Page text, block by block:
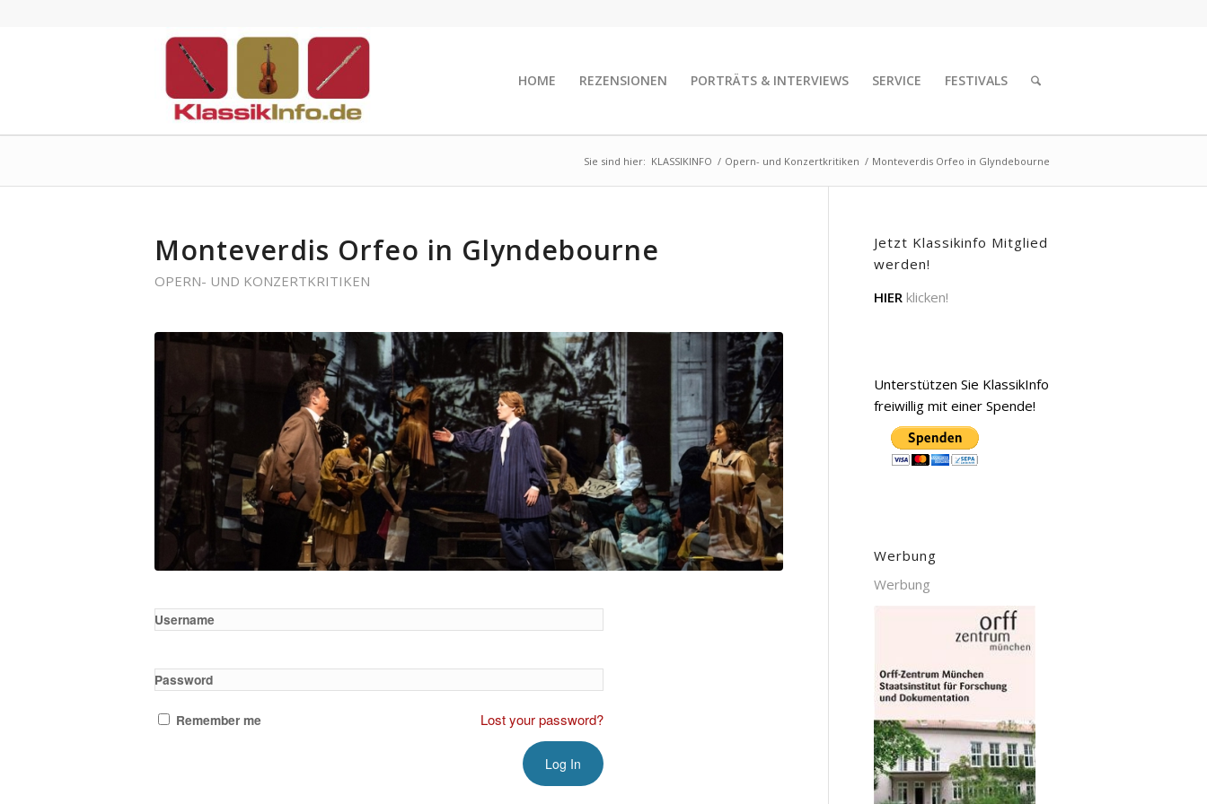
HOME REZENSIONEN PORTRÄTS & INTERVIEWS SERVICE FESTIVALS
Sie sind hier: KLASSIKINFO / Opern- und Konzertkritiken / Monteverdis Orfeo in Glyndebourne
Monteverdis Orfeo in Glyndebourne
OPERN- UND KONZERTKRITIKEN
Username
Password
Remember me Lost your password?
Jetzt Klassikinfo Mitglied
werden!
HIER klicken!
Unterstützen Sie KlassikInfo
freiwillig mit einer Spende!
Werbung
Werbung